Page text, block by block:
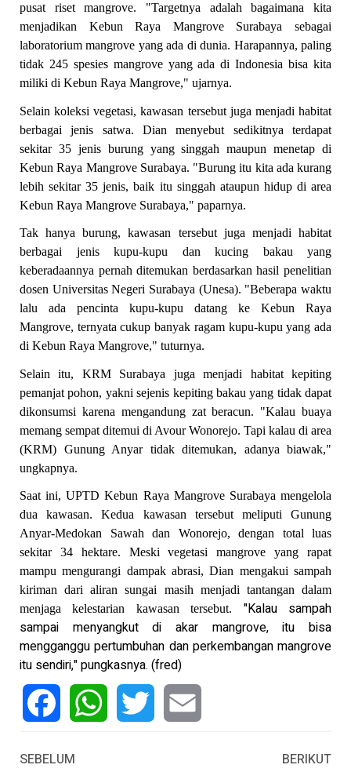
pusat riset mangrove. "Targetnya adalah bagaimana kita
menjadikan Kebun Raya Mangrove Surabaya sebagai
laboratorium mangrove yang ada di dunia. Harapannya, paling
tidak 245 spesies mangrove yang ada di Indonesia bisa kita
miliki di Kebun Raya Mangrove," ujarnya.
Selain koleksi vegetasi, kawasan tersebut juga menjadi habitat
berbagai jenis satwa. Dian menyebut sedikitnya terdapat
sekitar 35 jenis burung yang singgah maupun menetap di
Kebun Raya Mangrove Surabaya. "Burung itu kita ada kurang
lebih sekitar 35 jenis, baik itu singgah ataupun hidup di area
Kebun Raya Mangrove Surabaya," paparnya.
Tak hanya burung, kawasan tersebut juga menjadi habitat
berbagai jenis kupu-kupu dan kucing bakau yang
keberadaannya pernah ditemukan berdasarkan hasil penelitian
dosen Universitas Negeri Surabaya (Unesa). "Beberapa waktu
lalu ada pencinta kupu-kupu datang ke Kebun Raya
Mangrove, ternyata cukup banyak ragam kupu-kupu yang ada
di Kebun Raya Mangrove," tuturnya.
Selain itu, KRM Surabaya juga menjadi habitat kepiting
pemanjat pohon, yakni sejenis kepiting bakau yang tidak dapat
dikonsumsi karena mengandung zat beracun. "Kalau buaya
memang sempat ditemui di Avour Wonorejo. Tapi kalau di area
(KRM) Gunung Anyar tidak ditemukan, adanya biawak,"
ungkapnya.
Saat ini, UPTD Kebun Raya Mangrove Surabaya mengelola
dua kawasan. Kedua kawasan tersebut meliputi Gunung
Anyar-Medokan Sawah dan Wonorejo, dengan total luas
sekitar 34 hektare. Meski vegetasi mangrove yang rapat
mampu mengurangi dampak abrasi, Dian mengakui sampah
kiriman dari aliran sungai masih menjadi tantangan dalam
menjaga kelestarian kawasan tersebut.
"Kalau sampah
sampai menyangkut di akar mangrove, itu bisa
mengganggu pertumbuhan dan perkembangan mangrove
itu sendiri," pungkasnya. (fred)
SEBELUM
BERIKUT